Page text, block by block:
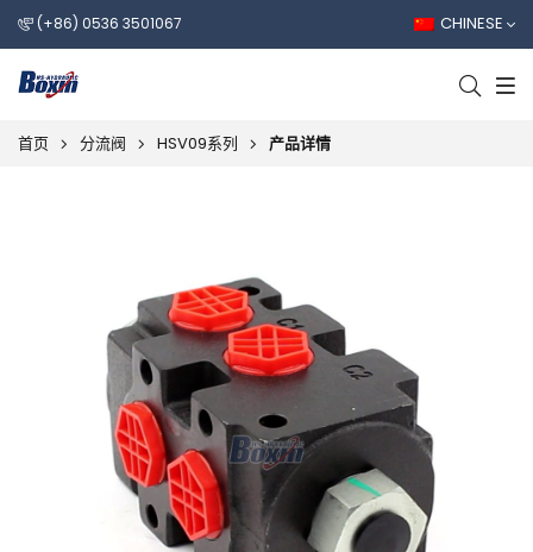
(+86) 0536 3501067 CHINESE
首页 分流阀 HSV09系列 产品详情